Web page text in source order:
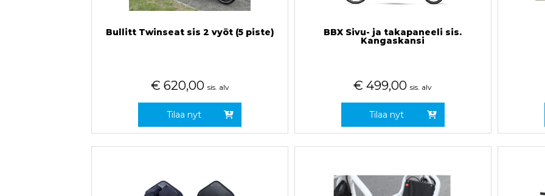
Bullitt Twinseat sis 2 vyöt (5 piste)
€ 620,00 sis. alv
Tilaa nyt
BBX Sivu- ja takapaneeli sis.
Kangaskansi
€ 499,00 sis. alv
Tilaa nyt